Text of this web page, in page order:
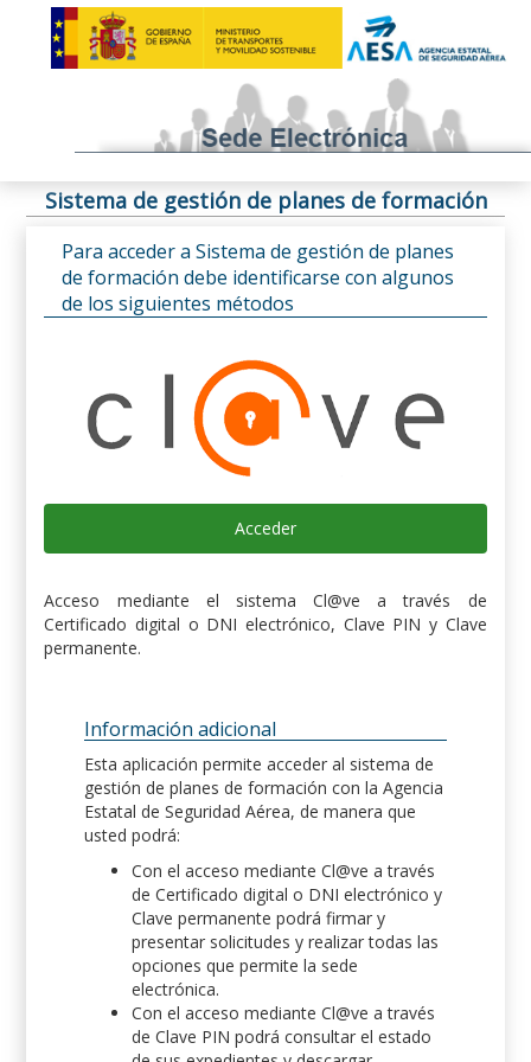
Sistema de gestión de planes de formación
Para acceder a Sistema de gestión de planes
de formación debe identificarse con algunos
de los siguientes métodos
Acceder
Acceso mediante el sistema Cl@ve a través de
Certificado digital o DNI electrónico, Clave PIN y Clave
permanente.
Información adicional
Esta aplicación permite acceder al sistema de
gestión de planes de formación con la Agencia
Estatal de Seguridad Aérea, de manera que
usted podrá:
Con el acceso mediante Cl@ve a través
de Certificado digital o DNI electrónico y
Clave permanente podrá firmar y
presentar solicitudes y realizar todas las
opciones que permite la sede
electrónica.
Con el acceso mediante Cl@ve a través
de Clave PIN podrá consultar el estado